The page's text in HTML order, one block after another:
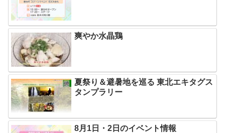
爽やか水晶鶏
夏祭り＆避暑地を巡る 東北エキタグス
タンプラリー
8月1日・2日のイベント情報